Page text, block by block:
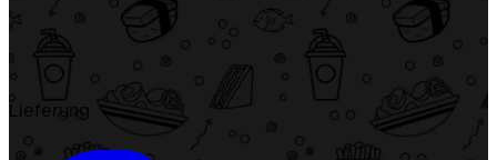
Lieferung